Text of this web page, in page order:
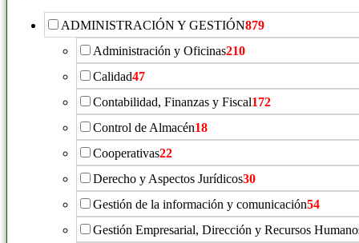
ADMINISTRACIÓN Y GESTIÓN879
Administración y Oficinas210
Calidad47
Contabilidad, Finanzas y Fiscal172
Control de Almacén18
Cooperativas22
Derecho y Aspectos Jurídicos30
Gestión de la información y comunicación54
Gestión Empresarial, Dirección y Recursos